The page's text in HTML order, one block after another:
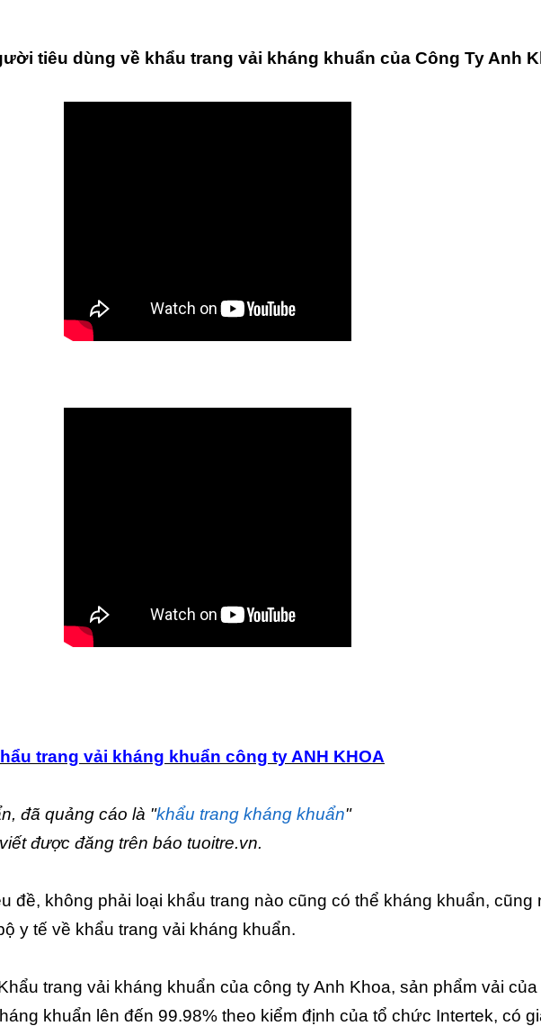
tiêu dùng về khẩu trang vải kháng khuẩn của Công Ty Anh
trang vải kháng khuẩn công ty ANH KHOA
đã quảng cáo là "khẩu trang kháng khuẩn"
được đăng trên báo tuoitre.vn.
đề, không phải loại khẩu trang nào cũng có thể kháng khuẩn, cũng
y tế về khẩu trang vải kháng khuẩn.
trang vải kháng khuẩn của công ty Anh Khoa, sản phẩm vải
khuẩn lên đến 99.98% theo kiểm định của tổ chức Intertek, có